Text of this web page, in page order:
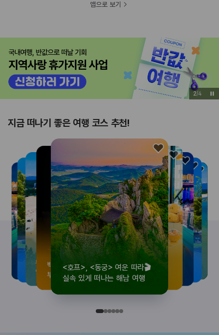
앱으로 보기
2/4
지금 떠나기 좋은 여행 코스 추천!
<호프>, <동궁> 여운 따라🎬
실속 있게 떠나는 해남 여행
로컬 감성 수집!
전국 로컬 기념품숍 3곳⭐
우리말이 더 재미있어지는
세종 한글 여행
숲길부터 천년 고찰까지!
마음에 쉼을 더하는 부안
뚜벅이 여행자 주목🚶
양양 1박 2일 코스
백제의 숨결을 따라,
부여에서 만나는 여름
<호프>, <동궁> 여운 따라🎬
실속 있게 떠나는 해남 여행
로컬 감성 수집!
전국 로컬 기념품숍 3곳⭐
우리말이 더 재미있어지는
세종 한글 여행
숲길부터 천년 고찰까지!
마음에 쉼을 더하는 부안
뚜벅이 여행자 주목🚶
양양 1박 2일 코스
백제의 숨결을 따라,
부여에서 만나는 여름
<호프>, <동궁> 여운 따라🎬
실속 있게 떠나는 해남 여행
로컬 감성 수집!
전국 로컬 기념품숍 3곳⭐
우리말이 더 재미있어지는
세종 한글 여행
숲길부터 천년 고찰까지!
마음에 쉼을 더하는 부안
뚜벅이 여행자 주목🚶
양양 1박 2일 코스
백제의 숨결을 따라,
부여에서 만나는 여름